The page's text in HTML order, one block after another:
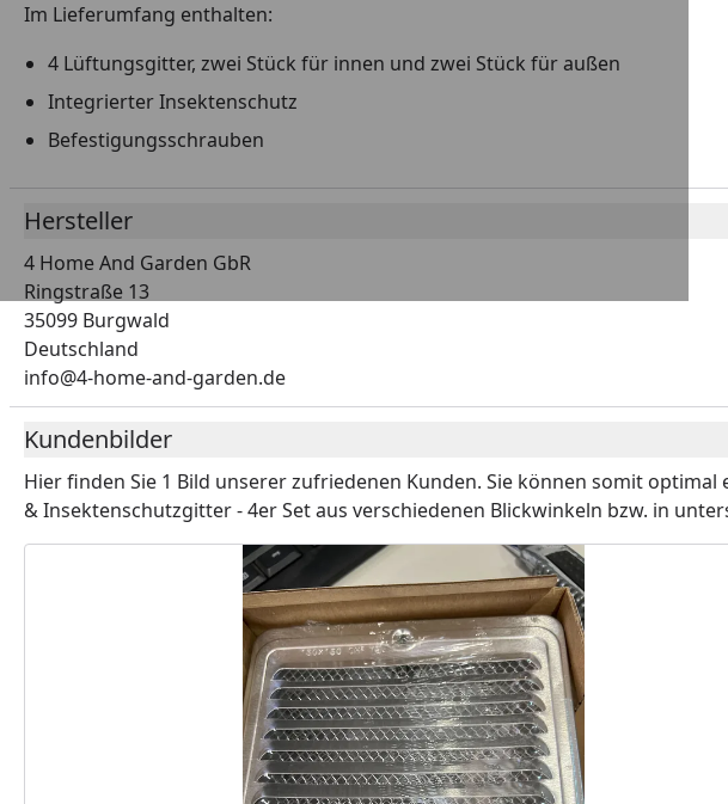
Im Lieferumfang enthalten:
4 Lüftungsgitter, zwei Stück für innen und zwei Stück für außen
Integrierter Insektenschutz
Befestigungsschrauben
Hersteller
4 Home And Garden GbR
Ringstraße 13
35099 Burgwald
Deutschland
info@4-home-and-garden.de
Kundenbilder
Hier finden Sie 1 Bild unserer zufriedenen Kunden. Sie können somit
& Insektenschutzgitter - 4er Setaus verschiedenen Blickwinkeln bzw. in